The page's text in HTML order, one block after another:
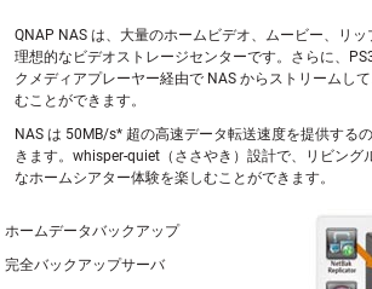
QNAP NAS は、大量のホームビデオ、ムービー、リ
理想的なビデオストレージセンターです。さらに、
クメディアプレーヤー経由で NAS からストリームし
むことができます。
NAS は 50MB/s* 超の高速データ転送速度を提供する
きます。whisper-quiet（ささやき）設計で、リビン
なホームシアター体験を楽しむことができます。
ホームデータバックアップ
完全バックアップサーバ